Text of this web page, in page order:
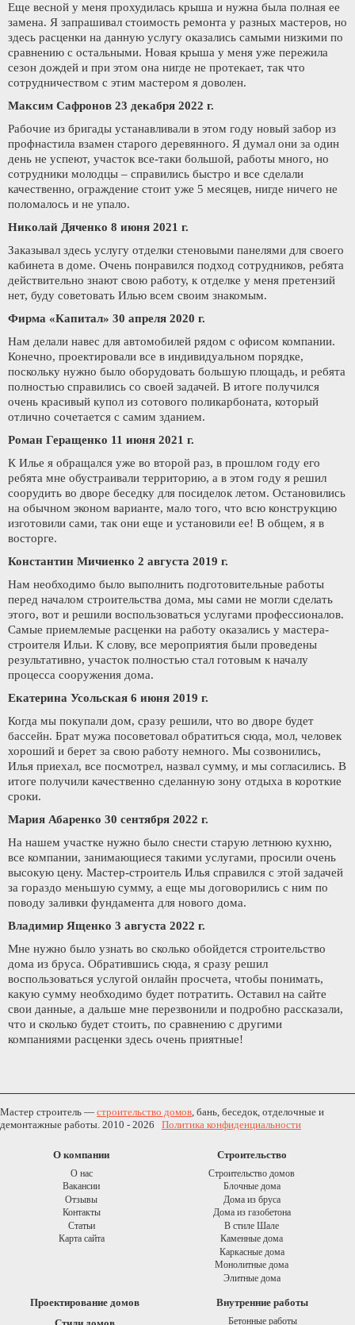
Еще весной у меня прохудилась крыша и нужна была полная ее
замена. Я запрашивал стоимость ремонта у разных мастеров, но
здесь расценки на данную услугу оказались самыми низкими по
сравнению с остальными. Новая крыша у меня уже пережила
сезон дождей и при этом она нигде не протекает, так что
сотрудничеством с этим мастером я доволен.
Максим Сафронов 23 декабря 2022 г.
Рабочие из бригады устанавливали в этом году новый забор из
профнастила взамен старого деревянного. Я думал они за один
день не успеют, участок все-таки большой, работы много, но
сотрудники молодцы – справились быстро и все сделали
качественно, ограждение стоит уже 5 месяцев, нигде ничего не
поломалось и не упало.
Николай Дяченко 8 июня 2021 г.
Заказывал здесь услугу отделки стеновыми панелями для своего
кабинета в доме. Очень понравился подход сотрудников, ребята
действительно знают свою работу, к отделке у меня претензий
нет, буду советовать Илью всем своим знакомым.
Фирма «Капитал» 30 апреля 2020 г.
Нам делали навес для автомобилей рядом с офисом компании.
Конечно, проектировали все в индивидуальном порядке,
поскольку нужно было оборудовать большую площадь, и ребята
полностью справились со своей задачей. В итоге получился
очень красивый купол из сотового поликарбоната, который
отлично сочетается с самим зданием.
Роман Геращенко 11 июня 2021 г.
К Илье я обращался уже во второй раз, в прошлом году его
ребята мне обустраивали территорию, а в этом году я решил
соорудить во дворе беседку для посиделок летом. Остановились
на обычном эконом варианте, мало того, что всю конструкцию
изготовили сами, так они еще и установили ее! В общем, я в
восторге.
Константин Мичиенко 2 августа 2019 г.
Нам необходимо было выполнить подготовительные работы
перед началом строительства дома, мы сами не могли сделать
этого, вот и решили воспользоваться услугами профессионалов.
Самые приемлемые расценки на работу оказались у мастера-
строителя Ильи. К слову, все мероприятия были проведены
результативно, участок полностью стал готовым к началу
процесса сооружения дома.
Екатерина Усольская 6 июня 2019 г.
Когда мы покупали дом, сразу решили, что во дворе будет
бассейн. Брат мужа посоветовал обратиться сюда, мол, человек
хороший и берет за свою работу немного. Мы созвонились,
Илья приехал, все посмотрел, назвал сумму, и мы согласились. В
итоге получили качественно сделанную зону отдыха в короткие
сроки.
Мария Абаренко 30 сентября 2022 г.
На нашем участке нужно было снести старую летнюю кухню,
все компании, занимающиеся такими услугами, просили очень
высокую цену. Мастер-строитель Илья справился с этой задачей
за гораздо меньшую сумму, а еще мы договорились с ним по
поводу заливки фундамента для нового дома.
Владимир Ященко 3 августа 2022 г.
Мне нужно было узнать во сколько обойдется строительство
дома из бруса. Обратившись сюда, я сразу решил
воспользоваться услугой онлайн просчета, чтобы понимать,
какую сумму необходимо будет потратить. Оставил на сайте
свои данные, а дальше мне перезвонили и подробно рассказали,
что и сколько будет стоить, по сравнению с другими
компаниями расценки здесь очень приятные!
Мастер строитель — строительство домов, бань, беседок, отделочные и
демонтажные работы. 2010 - 2026 Политика конфиденциальности
О компании
О нас
Вакансии
Отзывы
Контакты
Статьи
Карта сайта
Строительство
Строительство домов
Блочные дома
Дома из бруса
Дома из газобетона
В стиле Шале
Каменные дома
Каркасные дома
Монолитные дома
Элитные дома
Проектирование домов
Внутренние работы
Бетонные работы